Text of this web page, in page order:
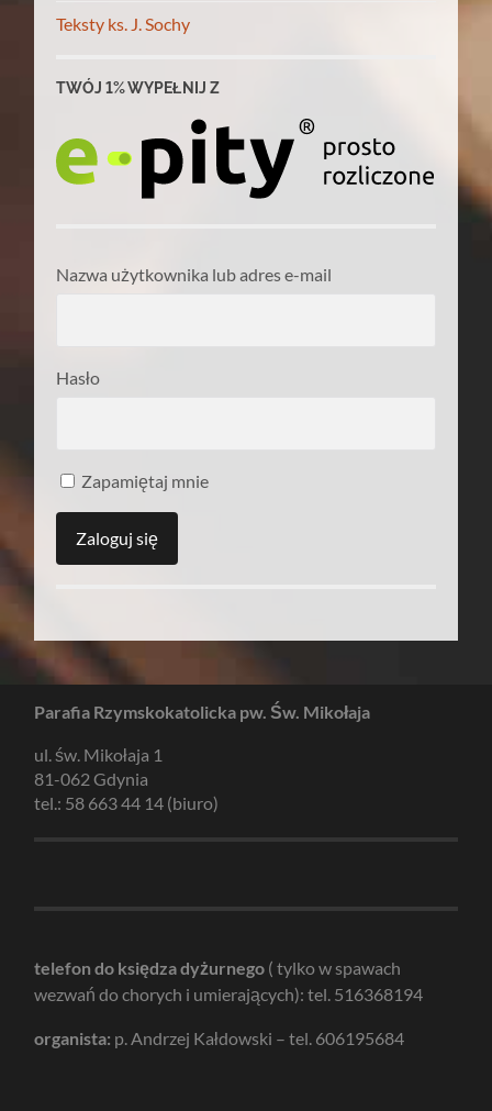
Teksty ks. J. Sochy
TWÓJ 1% WYPEŁNIJ Z
Nazwa użytkownika lub adres e-mail
Hasło
Zapamiętaj mnie
Parafia Rzymskokatolicka pw. Św. Mikołaja
ul. św. Mikołaja 1
81-062 Gdynia
tel.: 58 663 44 14 (biuro)
telefon do księdza dyżurnego ( tylko w spawach
wezwań do chorych i umierających): tel. 516368194
organista: p. Andrzej Kałdowski – tel. 606195684